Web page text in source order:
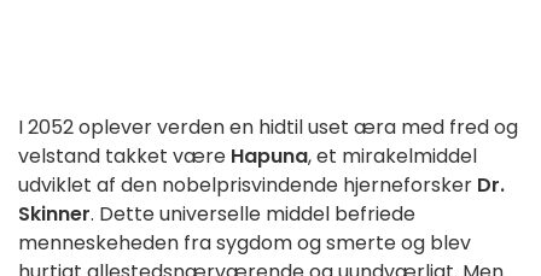
I 2052 oplever verden en hidtil uset æra med fred og
velstand takket være Hapuna, et mirakelmiddel
udviklet af den nobelprisvindende hjerneforsker Dr.
Skinner. Dette universelle middel befriede
menneskeheden fra sygdom og smerte og blev